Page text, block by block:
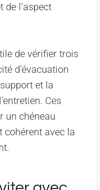
de l’aspect
de vérifier trois
d’évacuation
et la
Ces
un chéneau
cohérent avec la